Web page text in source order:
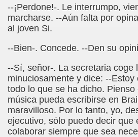
--¡Perdone!-. Le interrumpo,
marcharse. --Aún falta por
al joven Si.
--Bien-. Concede. --Den su
--Sí, señor-. La secretaria coge
minuciosamente y dice: --Estoy
todo lo que se ha dicho. Pienso
música pueda escribirse en
maravilloso. Por lo tanto, yo,
ejecutivo, sólo puedo decir que
colaborar siempre que sea
(María Jesús Cañamares)
(Pedro Zurita)
el Alumnado y Carta del Director
Braille Como Medio de Lectura y